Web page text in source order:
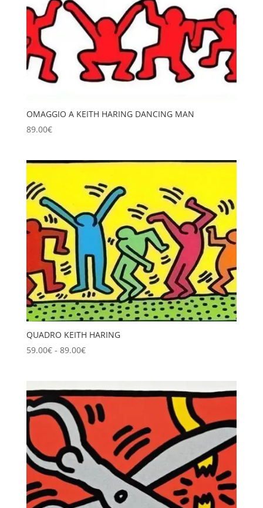
recente
OMAGGIO A KEITH HARING DANCING MAN
89.00€
QUADRO KEITH HARING
59.00€ - 89.00€Fascia
da
59.00€
a
89.00€